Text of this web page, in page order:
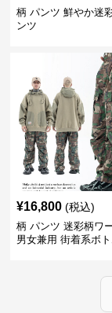
柄 パンツ 鮮やか迷
ンツ
¥16,800 (税込)
柄 パンツ 迷彩柄ワ
男女兼用 街着系ボ